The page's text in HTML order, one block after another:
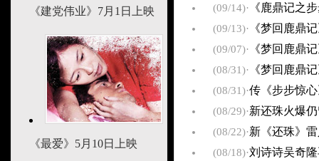
《建党伟业》7月1日上映
《最爱》5月10日上映
(09/14)· 《鹿鼎记之
(09/13)· 《梦回鹿鼎
(09/07)· 《梦回鹿鼎
(08/31)· 《梦回鹿鼎
(08/31)·传《步步惊
(08/29)·新还珠火爆
(08/22)·新《还珠》
(08/18)·刘诗诗吴奇